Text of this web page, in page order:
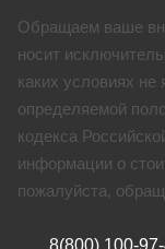
Обращаем ваше
носит
каких условиях не
определяемой
кодекса
информации о
пожалуйста,
8(800) 100-